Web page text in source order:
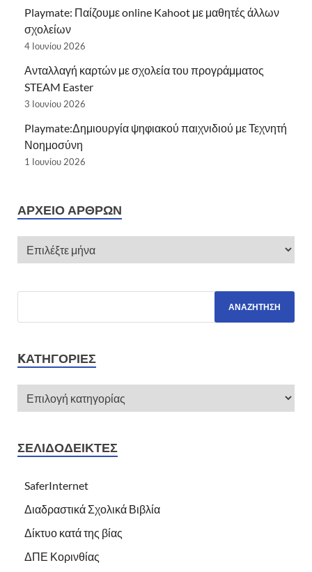
Playmate: Παίζουμε online Kahoot με μαθητές άλλων
σχολείων
4 Ιουνίου 2026
Ανταλλαγή καρτών με σχολεία του προγράμματος
STEAM Easter
3 Ιουνίου 2026
Playmate:Δημιουργία ψηφιακού παιχνιδιού με Τεχνητή
Νοημοσύνη
1 Ιουνίου 2026
ΑΡΧΕΊΟ ΆΡΘΡΩΝ
KΑΤΗΓΟΡΊΕΣ
ΣΕΛΙΔΟΔΕΊΚΤΕΣ
SaferInternet
Διαδραστικά Σχολικά Βιβλία
Δίκτυο κατά της βίας
ΔΠΕ Κορινθίας